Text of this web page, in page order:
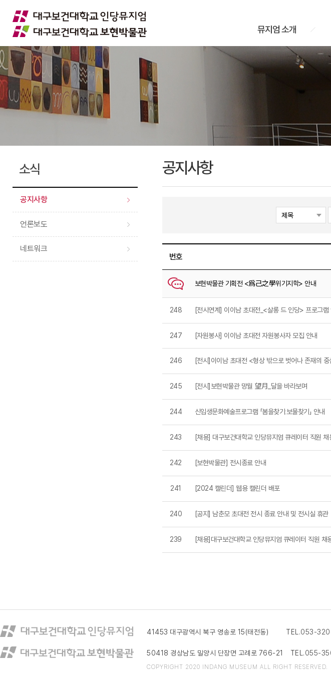
뮤지엄 소개
소식
공지사항
언론보도
네트워크
공지사항
번호
보현박물관 기획전 <爲己之學위기지학> 안내
248 [전시연계] 이이남 초대전_<살롱 드 인당> 프로그램
247 [자원봉사] 이이남 초대전 자원봉사자 모집 안내
246 [전시]이이남 초대전 <형상 밖으로 벗어나 존재의
245 [전시]보현박물관 망월 望月_달을 바라보며
244 신입생문화예술프로그램 「봄을찾기ː보물찾기」 안내
243 [채용] 대구보건대학교 인당뮤지엄 큐레이터 직원 채
242 [보현박물관] 전시종료 안내
241 [2024 캘린더] 웹용 캘린더 배포
240 [공지] 남춘모 초대전 전시 종료 안내 및 전시실 휴관
239 [채용]대구보건대학교 인당뮤지엄 큐레이터 직원 채
41453 대구광역시 북구 영송로 15(태전동) TEL.053-
50418 경상남도 밀양시 단장면 고례로 766-21 TEL.055-
COPYRIGHT 2020 INDANG MUSEUM ALL RIGHT RESERVED.